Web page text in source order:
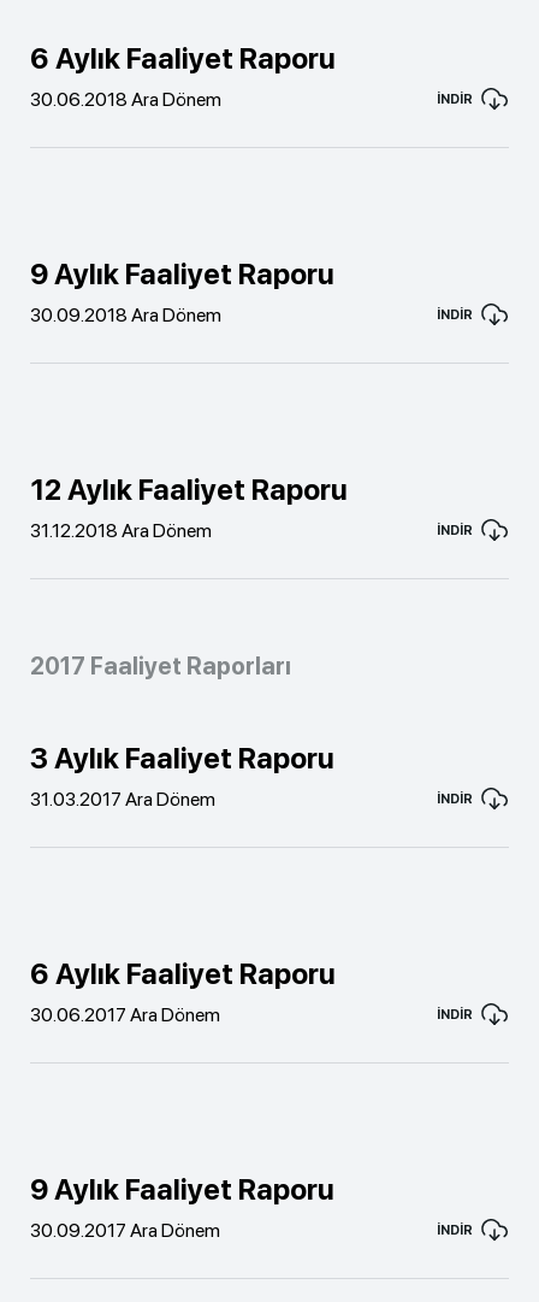
6 Aylık Faaliyet Raporu
30.06.2018 Ara Dönem İNDİR
9 Aylık Faaliyet Raporu
30.09.2018 Ara Dönem İNDİR
12 Aylık Faaliyet Raporu
31.12.2018 Ara Dönem İNDİR
2017 Faaliyet Raporları
3 Aylık Faaliyet Raporu
31.03.2017 Ara Dönem İNDİR
6 Aylık Faaliyet Raporu
30.06.2017 Ara Dönem İNDİR
9 Aylık Faaliyet Raporu
30.09.2017 Ara Dönem İNDİR